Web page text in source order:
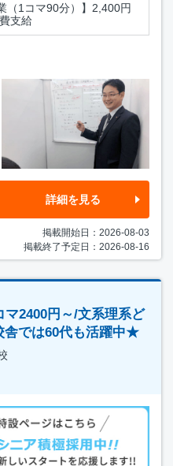
（1コマ90分）】2,400円
支給
詳細を見る
掲載開始日：2026-08-03
掲載終了予定日：2026-08-16
マ2400円～/文系理系ど
舎では60代も活躍中★